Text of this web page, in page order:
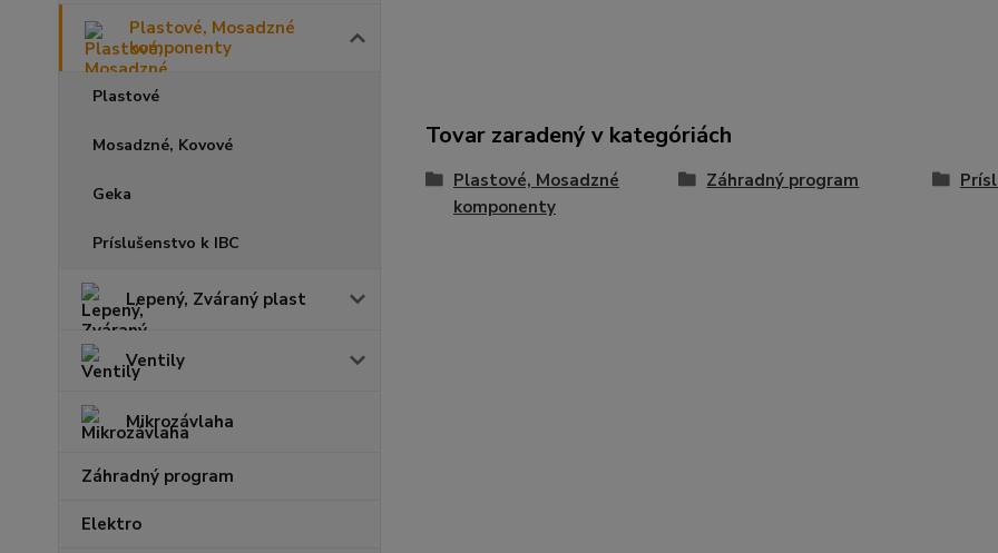
Plastové, Mosadzné
komponenty
Plastové
Mosadzné, Kovové
Geka
Príslušenstvo k IBC
Lepený, Zváraný plast
Ventily
Mikrozávlaha
Záhradný program
Elektro
Tovar zaradený v kategóriách
Plastové, Mosadzné
komponenty
Záhradný program